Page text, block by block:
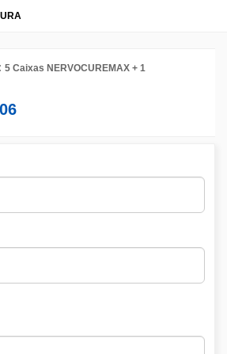
5 Caixas NERVOCUREMAX + 1